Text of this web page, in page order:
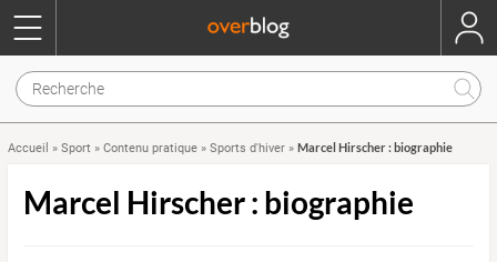
Accueil » Sport » Contenu pratique » Sports d'hiver » Marcel Hirscher : biographie
Marcel Hirscher : biographie